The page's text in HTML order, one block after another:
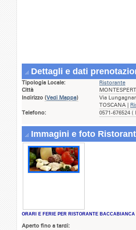
Dettagli e dati
Tipologia Locale:
Ristorante
Città
Indirizzo (Vedi Mappa)
Via
TOSCANA |
Telefono:
0571-676524 (
Immagini e foto
ORARI E FERIE PER RISTORANTE BACCABIANCA
Aperto fino a tardi: